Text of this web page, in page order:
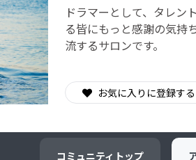
おすすめのコミュニティ
ェット
ゲーム・サービス開発
ソーシャルグッド
ドラマーとして、タレン
る皆にもっと感謝の気持
流するサロンです。
お気に入りに登録する
コミュニティ トップ